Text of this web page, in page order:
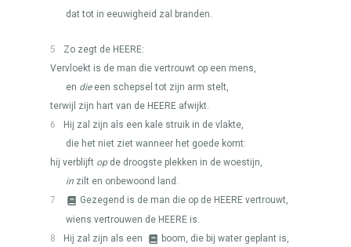
dat tot in eeuwigheid zal branden.
5 Zo zegt de HEERE:
Vervloekt is de man die vertrouwt op een mens,
en dieeen schepsel tot zijn arm stelt,
terwijl zijn hart van de HEERE afwijkt.
6
Hij zal zijn als een kale struik in de vlakte,
die het niet ziet wanneer het goede komt:
hij verblijft op de droogste plekken in de woestijn,
in zilt en onbewoond land.
7
Gezegend is de man die op de HEERE vertrouwt,
wiens vertrouwen de HEERE is.
8
Hij zal zijn als een
boom, die bij water geplant is,